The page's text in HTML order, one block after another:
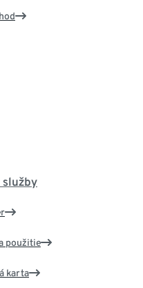
služby
použitie
karta